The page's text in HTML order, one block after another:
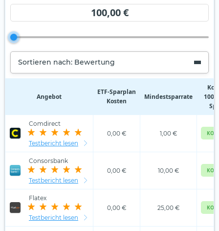
100,00 €
Sortieren nach: Bewertung
Angebot
ETF‑Sparplan
Kosten
Mindestsparrate
Comdirect
Testbericht lesen
0,00 € 1,00 €
Consorsbank
Testbericht lesen
0,00 € 10,00 €
Flatex
Testbericht lesen
0,00 € 25,00 €